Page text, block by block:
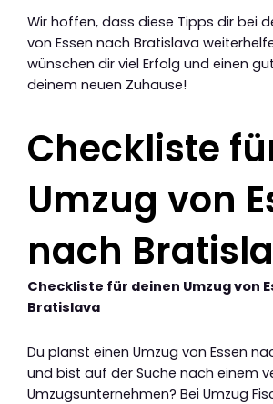
Wir hoffen, dass diese Tipps dir bei
von Essen nach Bratislava
wünschen dir viel Erfolg und einen
deinem neuen Zuhause!
Checkliste
Umzug von
nach
Checkliste für deinen Umzug von
Bratislava
Du planst einen Umzug von Essen
und bist auf der Suche nach einem
Umzugsunternehmen? Bei Umzug